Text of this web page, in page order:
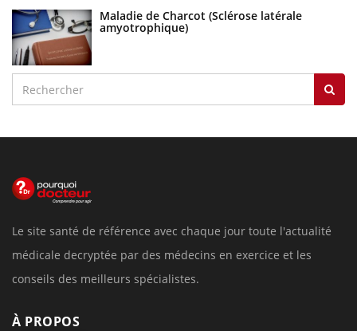
Maladie de Charcot (Sclérose latérale
amyotrophique)
Le site santé de référence avec chaque jour toute l'actualité
médicale decryptée par des médecins en exercice et les
conseils des meilleurs spécialistes.
À PROPOS